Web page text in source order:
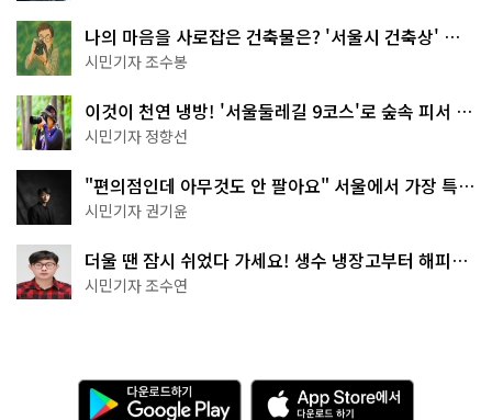
나의 마음을 사로잡은 건축물은? '서울시 건축상' 수
상작 공개!
시민기자 조수봉
이것이 천연 냉방! '서울둘레길 9코스'로 숲속 피서 떠
나볼까
시민기자 정향선
"편의점인데 아무것도 안 팔아요" 서울에서 가장 특별
한 편의점의 정체
시민기자 권기윤
더울 땐 잠시 쉬었다 가세요! 생수 냉장고부터 해피소
·무더위쉼터까지
시민기자 조수연
다
운
A
p